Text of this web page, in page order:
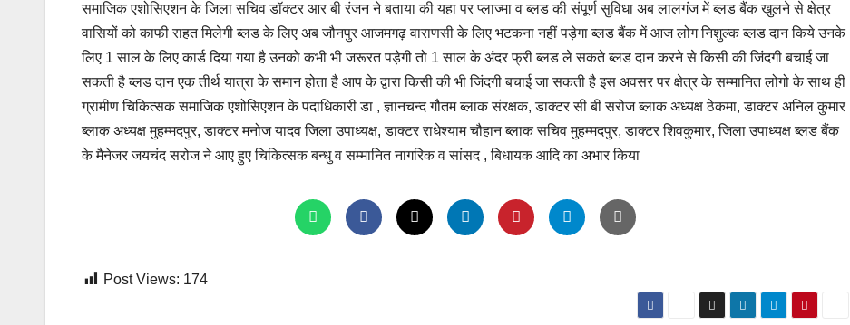
समाजिक एशोसिएशन के जिला सचिव डॉक्टर आर बी रंजन ने बताया की यहा पर प्लाज्मा व ब्लड की संपूर्ण सुविधा अब लालगंज में ब्लड बैंक खुलने से क्षेत्र
वासियों को काफी राहत मिलेगी ब्लड के लिए अब जौनपुर आजमगढ़ वाराणसी के लिए भटकना नहीं पड़ेगा ब्लड बैंक में आज लोग निशुल्क ब्लड दान किये उनके
लिए 1 साल के लिए कार्ड दिया गया है उनको कभी भी जरूरत पड़ेगी तो 1 साल के अंदर फ्री ब्लड ले सकते ब्लड दान करने से किसी की जिंदगी बचाई जा
सकती है ब्लड दान एक तीर्थ यात्रा के समान होता है आप के द्वारा किसी की भी जिंदगी बचाई जा सकती है इस अवसर पर क्षेत्र के सम्मानित लोगो के साथ ही
ग्रामीण चिकित्सक समाजिक एशोसिएशन के पदाधिकारी डा , ज्ञानचन्द गौतम ब्लाक संरक्षक, डाक्टर सी बी सरोज ब्लाक अध्यक्ष ठेकमा, डाक्टर अनिल कुमार
ब्लाक अध्यक्ष मुहम्मदपुर, डाक्टर मनोज यादव जिला उपाध्यक्ष, डाक्टर राधेश्याम चौहान ब्लाक सचिव मुहम्मदपुर, डाक्टर शिवकुमार, जिला उपाध्यक्ष ब्लड बैंक
के मैनेजर जयचंद सरोज ने आए हुए चिकित्सक बन्धु व सम्मानित नागरिक व सांसद , बिधायक आदि का अभार किया
Post Views: 174